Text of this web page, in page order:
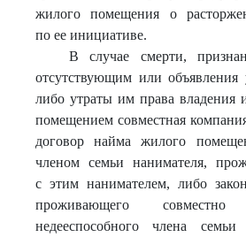
жилого помещения о
по ее инициативе.
В случае смерти,
отсутствующим или
либо утраты им права владения
помещением совместная
договор найма жилого
членом семьи нанимателя,
с этим нанимателем, либо
проживающего
недееспособного члена